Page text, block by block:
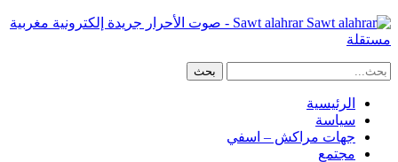
Sawt alahrar - صوت الأحرار جريدة إلكترونية مغربية
مستقلة
الرئيسية
سياسة
جهات مراكش – اسفي
مجتمع